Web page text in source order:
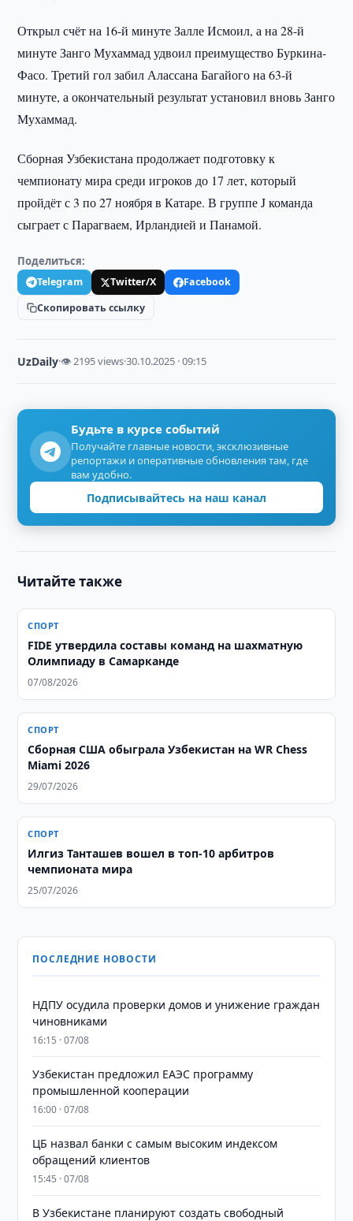
Открыл счёт на 16-й минуте Залле Исмоил, а на 28-й
минуте Занго Мухаммад удвоил преимущество Буркина-
Фасо. Третий гол забил Алассана Багайого на 63-й
минуте, а окончательный результат установил вновь Занго
Мухаммад.
Сборная Узбекистана продолжает подготовку к
чемпионату мира среди игроков до 17 лет, который
пройдёт с 3 по 27 ноября в Катаре. В группе J команда
сыграет с Парагваем, Ирландией и Панамой.
Поделиться:
Telegram Twitter/X
Facebook
Скопировать ссылку
UzDaily·👁 2195 views·30.10.2025 · 09:15
Будьте в курсе событий
Получайте главные новости, эксклюзивные
репортажи и оперативные обновления там, где
вам удобно.
Подписывайтесь на наш канал
Читайте также
СПОРТ
FIDE утвердила составы команд на шахматную
Олимпиаду в Самарканде
07/08/2026
СПОРТ
Сборная США обыграла Узбекистан на WR Chess
Miami 2026
29/07/2026
СПОРТ
Илгиз Танташев вошел в топ-10 арбитров
чемпионата мира
25/07/2026
ПОСЛЕДНИЕ НОВОСТИ
НДПУ осудила проверки домов и унижение граждан
чиновниками
16:15 · 07/08
Узбекистан предложил ЕАЭС программу
промышленной кооперации
16:00 · 07/08
ЦБ назвал банки с самым высоким индексом
обращений клиентов
15:45 · 07/08
В Узбекистане планируют создать свободный